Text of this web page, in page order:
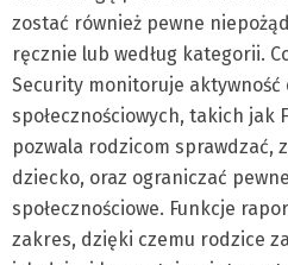
zostać również pewne
ręcznie lub według kategorii.
Security monitoruje
społecznościowych, takich jak
pozwala rodzicom sprawdzać,
dziecko, oraz ograniczać
społecznościowe. Funkcje
zakres, dzięki czemu rodzice